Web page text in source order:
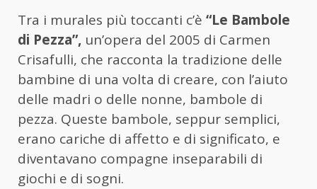
Tra i murales più toccanti c’è “Le Bambole
di Pezza”, un’opera del 2005 di Carmen
Crisafulli, che racconta la tradizione delle
bambine di una volta di creare, con l’aiuto
delle madri o delle nonne, bambole di
pezza. Queste bambole, seppur semplici,
erano cariche di affetto e di significato, e
diventavano compagne inseparabili di
giochi e di sogni.